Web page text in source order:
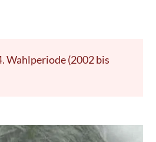
Wahlperiode (2002 bis